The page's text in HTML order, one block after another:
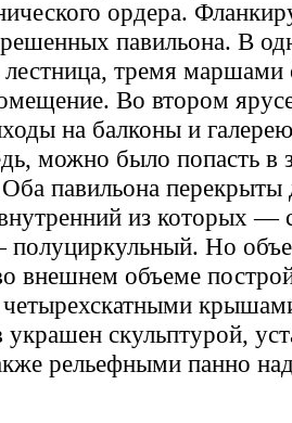
ордера.
павильона. В
лестница, тремя
Во втором
на балконы и
можно было попасть в
Оба павильона
из которых —
Но
внешнем объеме
украшен скульптурой,
рельефными панно